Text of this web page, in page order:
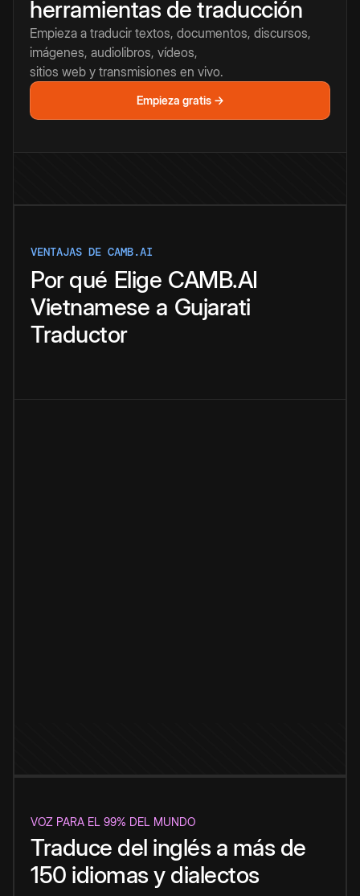
herramientas de traducción
Empieza a traducir textos, documentos, discursos,
imágenes, audiolibros, vídeos,
sitios web y transmisiones en vivo.
Empieza gratis →
VENTAJAS DE CAMB.AI
Por qué Elige CAMB.AI
Vietnamese a Gujarati
Traductor
VOZ PARA EL 99% DEL MUNDO
Traduce del inglés a más de
150 idiomas y dialectos